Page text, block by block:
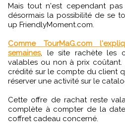
Mais tout n'est cependant pas perdu pour eux. Ils ont
désormais la possibilité de se
up FriendlyMoment.com.
Comme TourMaG.com
semaines, le site rachète les
valables ou non à prix
crédité sur le compte du client
réserver une activité sur le
Cette offre de rachat reste
complète à compter de la
coffret cadeau concerné.